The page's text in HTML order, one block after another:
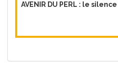
AVENIR DU PERL : le